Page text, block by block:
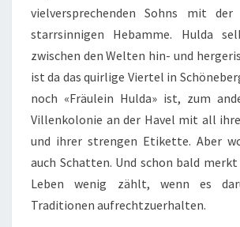
vielversprechenden Sohns mit der
starrsinnigen Hebamme. Hulda
zwischen den Welten hin- und
ist da das quirlige Viertel in
noch «Fräulein Hulda» ist, zum
Villenkolonie an der Havel mit all
und ihrer strengen Etikette. Aber
auch Schatten. Und schon bald merkt
Leben wenig zählt, wenn es
Traditionen aufrechtzuerhalten.